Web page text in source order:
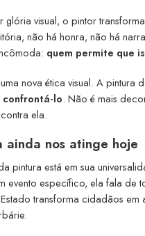
glória visual, o pintor
não há honra, não há
quem permite que
nova ética visual. A pintura
confrontá-lo. Não é mais
ela.
ainda nos atinge hoje
pintura está em sua
evento específico, ela fala de
transforma cidadãos em